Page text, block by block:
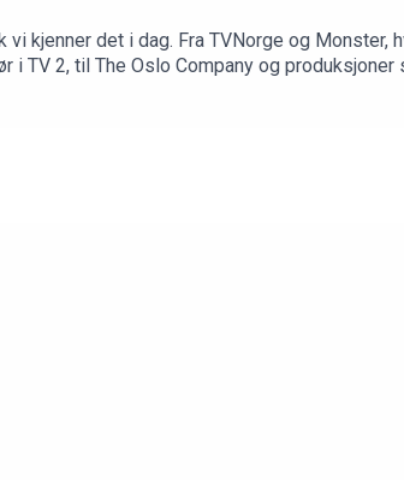
kjenner det i dag. Fra TVNorge og Monster,
i TV 2, til The Oslo Company og produksjoner
konsepter blir til, og hva som kreves for å
fylt av masse kule historier.